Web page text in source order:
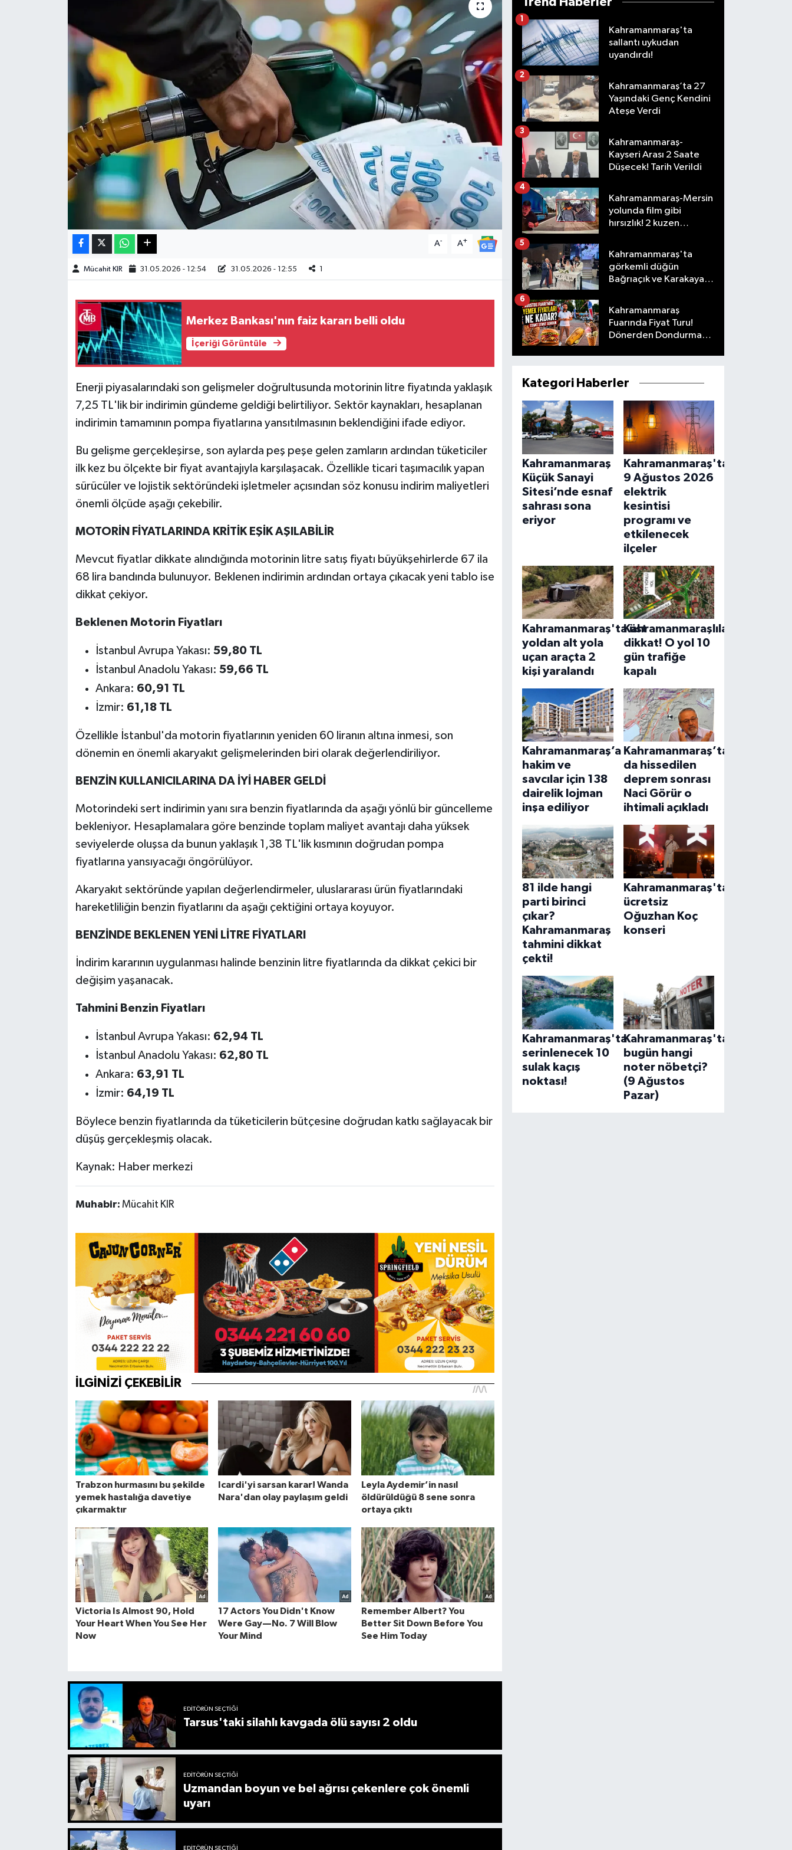
A- A+
Mücahit KIR 31.05.2026 - 12:54 31.05.2026 - 12:55 1
Merkez Bankası'nın faiz kararı belli oldu
İçeriği Görüntüle
Enerji piyasalarındaki son gelişmeler doğrultusunda motorinin litre fiyatında yaklaşık
7,25 TL'lik bir indirimin gündeme geldiği belirtiliyor. Sektör kaynakları, hesaplanan
indirimin tamamının pompa fiyatlarına yansıtılmasının beklendiğini ifade ediyor.
Bu gelişme gerçekleşirse, son aylarda peş peşe gelen zamların ardından tüketiciler
ilk kez bu ölçekte bir fiyat avantajıyla karşılaşacak. Özellikle ticari taşımacılık yapan
sürücüler ve lojistik sektöründeki işletmeler açısından söz konusu indirim maliyetleri
önemli ölçüde aşağı çekebilir.
MOTORİN FİYATLARINDA KRİTİK EŞİK AŞILABİLİR
Mevcut fiyatlar dikkate alındığında motorinin litre satış fiyatı büyükşehirlerde 67 ila
68 lira bandında bulunuyor. Beklenen indirimin ardından ortaya çıkacak yeni tablo ise
dikkat çekiyor.
Beklenen Motorin Fiyatları
İstanbul Avrupa Yakası: 59,80 TL
İstanbul Anadolu Yakası: 59,66 TL
Ankara: 60,91 TL
İzmir: 61,18 TL
Özellikle İstanbul'da motorin fiyatlarının yeniden 60 liranın altına inmesi, son
dönemin en önemli akaryakıt gelişmelerinden biri olarak değerlendiriliyor.
BENZİN KULLANICILARINA DA İYİ HABER GELDİ
Motorindeki sert indirimin yanı sıra benzin fiyatlarında da aşağı yönlü bir güncelleme
bekleniyor. Hesaplamalara göre benzinde toplam maliyet avantajı daha yüksek
seviyelerde oluşsa da bunun yaklaşık 1,38 TL'lik kısmının doğrudan pompa
fiyatlarına yansıyacağı öngörülüyor.
Akaryakıt sektöründe yapılan değerlendirmeler, uluslararası ürün fiyatlarındaki
hareketliliğin benzin fiyatlarını da aşağı çektiğini ortaya koyuyor.
BENZİNDE BEKLENEN YENİ LİTRE FİYATLARI
İndirim kararının uygulanması halinde benzinin litre fiyatlarında da dikkat çekici bir
değişim yaşanacak.
Tahmini Benzin Fiyatları
İstanbul Avrupa Yakası: 62,94 TL
İstanbul Anadolu Yakası: 62,80 TL
Ankara: 63,91 TL
İzmir: 64,19 TL
Böylece benzin fiyatlarında da tüketicilerin bütçesine doğrudan katkı sağlayacak bir
düşüş gerçekleşmiş olacak.
Kaynak: Haber merkezi
Muhabir: Mücahit KIR
EDITÖRÜN SEÇTIĞI
Tarsus'taki silahlı kavgada ölü sayısı 2 oldu
EDITÖRÜN SEÇTIĞI
Uzmandan boyun ve bel ağrısı çekenlere çok önemli
uyarı
EDITÖRÜN SEÇTIĞI
Kahramanmaraş'ta
sallantı uykudan
uyandırdı!
1
Kahramanmaraş’ta 27
Yaşındaki Genç Kendini
Ateşe Verdi
2
Kahramanmaraş-
Kayseri Arası 2 Saate
Düşecek! Tarih Verildi
3
Kahramanmaraş-Mersin
yolunda film gibi
hırsızlık! 2 kuzen
4
Kahramanmaraş'ta
görkemli düğün
Bağrıaçık ve Karakaya
5
Kahramanmaraş
Fuarında Fiyat Turu!
Dönerden Dondurmaya
6
Kategori Haberler
Kahramanmaraş
Küçük Sanayi
Sitesi’nde esnaf
sahrası sona
eriyor
Kahramanmaraş'ta
9 Ağustos 2026
elektrik
kesintisi
programı ve
etkilenecek
ilçeler
Kahramanmaraş'ta üst
yoldan alt yola
uçan araçta 2
kişi yaralandı
Kahramanmaraşlılar
dikkat! O yol 10
gün trafiğe
kapalı
Kahramanmaraş’a
hakim ve
savcılar için 138
dairelik lojman
inşa ediliyor
Kahramanmaraş’ta
da hissedilen
deprem sonrası
Naci Görür o
ihtimali açıkladı
81 ilde hangi
parti birinci
çıkar?
Kahramanmaraş
tahmini dikkat
çekti!
Kahramanmaraş'ta
ücretsiz
Oğuzhan Koç
konseri
Kahramanmaraş'ta
serinlenecek 10
sulak kaçış
noktası!
Kahramanmaraş'ta
bugün hangi
noter nöbetçi?
(9 Ağustos
Pazar)
Kültür Sanat
Manşetler
Resmi İlan
KAHRAMANMARAŞ